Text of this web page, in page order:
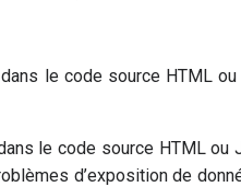
le code source HTML
le code source HTML ou
d’exposition de